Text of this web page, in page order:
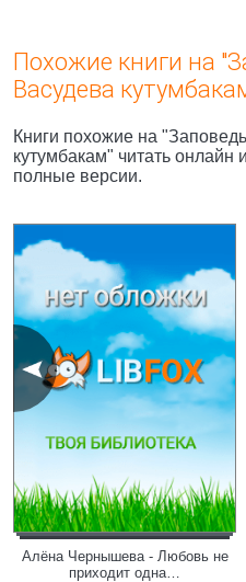
Похожие книги на
Васудева
Книги похожие на
кутумбакам" читать онлайн
полные версии.
Алёна Чернышева - Любовь не
приходит одна…